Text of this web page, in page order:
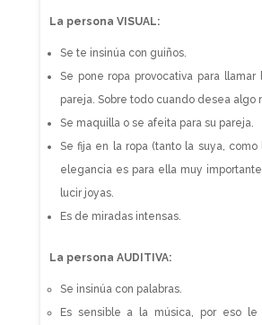
La persona VISUAL:
Se te insinúa con guiños.
Se pone ropa provocativa para
pareja. Sobre todo cuando desea algo
Se maquilla o se afeita para su pareja.
Se fija en la ropa (tanto la suya, como
elegancia es para ella muy
lucir joyas.
Es de miradas intensas.
La persona AUDITIVA:
Se insinúa con palabras.
Es sensible a la música, por eso le